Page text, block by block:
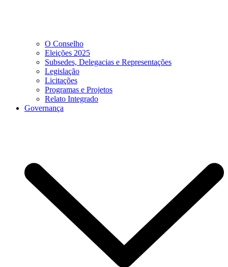
O Conselho
Eleições 2025
Subsedes, Delegacias e Representações
Legislação
Licitações
Programas e Projetos
Relato Integrado
Governança